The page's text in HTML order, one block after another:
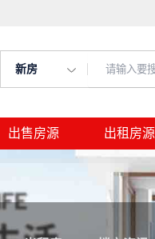
新房
出售房源 出租房源